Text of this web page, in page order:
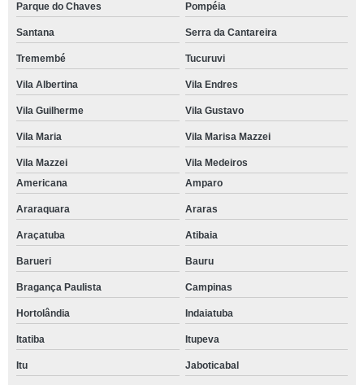
Parque do Chaves Pompéia
Santana Serra da Cantareira
Tremembé Tucuruvi
Vila Albertina Vila Endres
Vila Guilherme Vila Gustavo
Vila Maria Vila Marisa Mazzei
Vila Mazzei
Vila Medeiros
Americana
Amparo
Araraquara Araras
Araçatuba Atibaia
Barueri Bauru
Bragança Paulista Campinas
Hortolândia Indaiatuba
Itatiba Itupeva
Itu Jaboticabal